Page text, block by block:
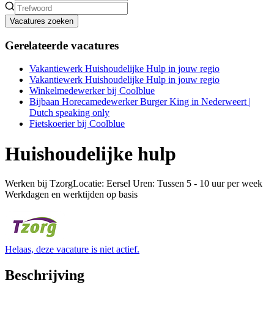
Vacatures zoeken
Gerelateerde vacatures
Vakantiewerk Huishoudelijke Hulp in jouw regio
Vakantiewerk Huishoudelijke Hulp in jouw regio
Winkelmedewerker bij Coolblue
Bijbaan Horecamedewerker Burger King in Nederweert |
Dutch speaking only
Fietskoerier bij Coolblue
Huishoudelijke hulp
Werken bij TzorgLocatie: Eersel Uren: Tussen 5 - 10 uur per week
Werkdagen en werktijden op basis
Helaas, deze vacature is niet actief.
Beschrijving